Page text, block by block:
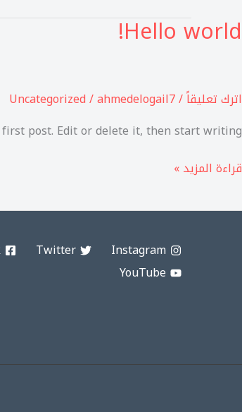
Hello world!
اترك تعليقاً/
Uncategorized/ahmedelogail7
post. Edit or delete it, then start writing!
Hello
قراءة المزيد »
Instagram
Twitter
YouTube